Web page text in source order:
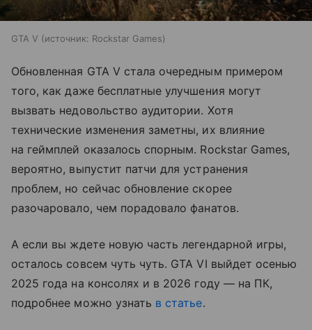
GTA V источник: Rockstar Games
Обновленная GTA V стала очередным примером
того, как даже бесплатные улучшения могут
вызвать недовольство аудитории. Хотя
технические изменения заметны, их влияние
на геймплей оказалось спорным. Rockstar Games,
вероятно, выпустит патчи для устранения
проблем, но сейчас обновление скорее
разочаровало, чем порадовало фанатов.
А если вы ждете новую часть легендарной игры,
осталось совсем чуть чуть. GTA VI выйдет осенью
2025 года на консолях и в 2026 году — на ПК,
подробнее можно узнать в статье.